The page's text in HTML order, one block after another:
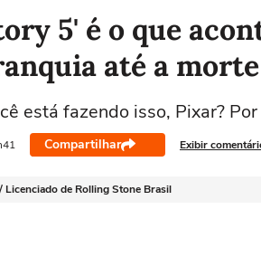
5' é o que
até a morte
está fazendo isso, Pixar?
Compartilhar Exibir
Licenciado de Rolling Stone Brasil